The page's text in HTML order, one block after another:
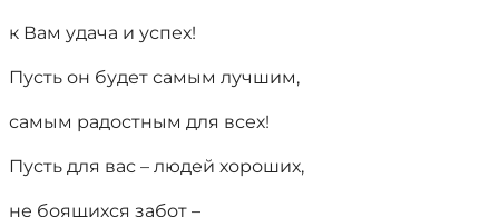
к Вам удача и успех!
Пусть он будет самым лучшим,
самым радостным для всех!
Пусть для вас – людей хороших,
не боящихся забот –